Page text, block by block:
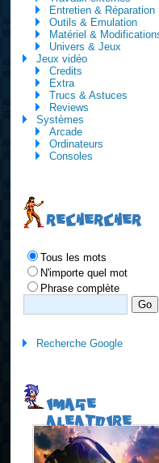
Entretien & Réparation
Outils & Emulation
Matériel &
Univers & Jeux
Jeux vidéo
Credits
Extra
Trucs & Astuces
Reviews
Systèmes
Arcade
Ordinateurs
Consoles
RECHERCHER
Tous les mots
N'importe quel mot
Phrase complète
Recherche Google
IMAGE
ALEATOIRE